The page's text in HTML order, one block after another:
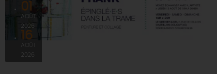
01
AOÛT
2026
16
AOÛT
2026